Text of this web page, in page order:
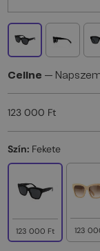
Celine —
123 000 Ft
Szín: Fekete
123 000 Ft 123